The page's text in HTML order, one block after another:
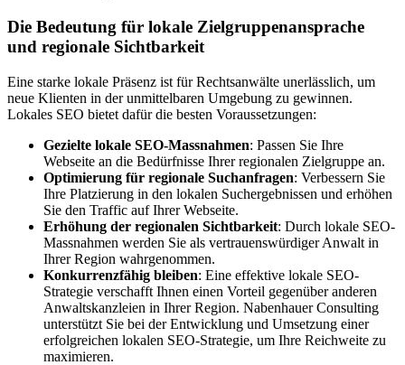
Die Bedeutung für lokale Zielgruppenansprache
und regionale Sichtbarkeit
Eine starke lokale Präsenz ist für Rechtsanwälte unerlässlich, um
neue Klienten in der unmittelbaren Umgebung zu gewinnen.
Lokales SEO bietet dafür die besten Voraussetzungen:
Gezielte lokale SEO-Massnahmen: Passen Sie Ihre
Webseite an die Bedürfnisse Ihrer regionalen Zielgruppe an.
Optimierung für regionale Suchanfragen: Verbessern Sie
Ihre Platzierung in den lokalen Suchergebnissen und erhöhen
Sie den Traffic auf Ihrer Webseite.
Erhöhung der regionalen Sichtbarkeit: Durch lokale SEO-
Massnahmen werden Sie als vertrauenswürdiger Anwalt in
Ihrer Region wahrgenommen.
Konkurrenzfähig bleiben: Eine effektive lokale SEO-
Strategie verschafft Ihnen einen Vorteil gegenüber anderen
Anwaltskanzleien in Ihrer Region. Nabenhauer Consulting
unterstützt Sie bei der Entwicklung und Umsetzung einer
erfolgreichen lokalen SEO-Strategie, um Ihre Reichweite zu
maximieren.